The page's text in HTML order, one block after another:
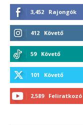
3,452 Rajongók
412 Követő
59 Követő
101 Követő
2,589 Feliratkozó